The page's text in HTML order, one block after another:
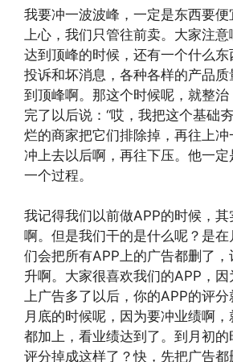
我要冲一波波峰，一定是东西要
上心，我们只管往前卖。大家注
达到顶峰的时候，还有一个什么东
投诉和坏消息，各种各样的产品
到顶峰啊。那这个时候呢，就整
完了以后说：“哎，我把这个基础
烂的商家把它们排除掉，再往上冲
冲上去以后啊，再往下压。他一
一个过程。
我记得我们以前做APP的时候，
啊。但是我们干的是什么呢？是
们会把所有APP上的广告都删了
升啊。大家很喜欢我们的APP，因
上广告多了以后，你的APP的评分
月底的时候呢，因为要冲业绩啊
都加上，看业绩达到了。到月初
评分掉成这样了？快，先把广告都